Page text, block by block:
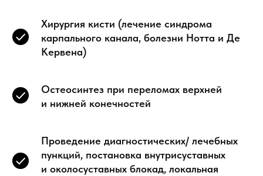
Хирургия кисти (лечение синдрома
карпального канала, болезни Нотта и Де
Кервена)
Остеосинтез при переломах верхней
и нижней конечностей
Проведение диагностических/ лечебных
пункций, постановка внутрисуставных
и околосуставных блокад, локальная